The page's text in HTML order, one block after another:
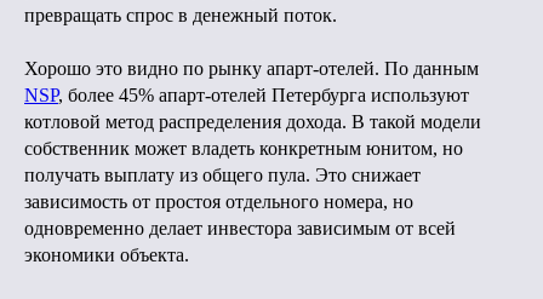
превращать спрос в денежный поток.
Хорошо это видно по рынку апарт-отелей. По данным
NSP, более 45% апарт-отелей Петербурга используют
котловой метод распределения дохода. В такой модели
собственник может владеть конкретным юнитом, но
получать выплату из общего пула. Это снижает
зависимость от простоя отдельного номера, но
одновременно делает инвестора зависимым от всей
экономики объекта.